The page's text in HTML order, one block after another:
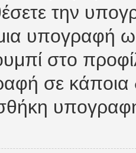
την
υπογραφή
στο
σε κάποια